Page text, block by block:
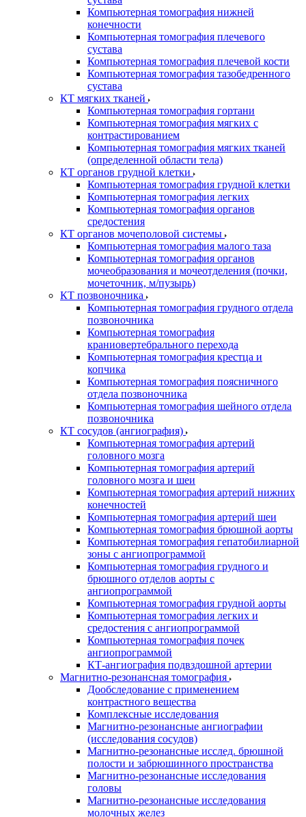
Компьютерная томография нижней
конечности
Компьютерная томография плечевого
сустава
Компьютерная томография плечевой кости
Компьютерная томография тазобедренного
сустава
КТ мягких тканей
Компьютерная томография гортани
Компьютерная томография мягких с
контрастированием
Компьютерная томография мягких тканей
(определенной области тела)
КТ органов грудной клетки
Компьютерная томография грудной клетки
Компьютерная томография легких
Компьютерная томография органов
средостения
КТ органов мочеполовой системы
Компьютерная томография малого таза
Компьютерная томография органов
мочеобразования и мочеотделения (почки,
мочеточник, м/пузырь)
КТ позвоночника
Компьютерная томография грудного отдела
позвоночника
Компьютерная томография
краниовертебрального перехода
Компьютерная томография крестца и
копчика
Компьютерная томография поясничного
отдела позвоночника
Компьютерная томография шейного отдела
позвоночника
КТ сосудов (ангиография)
Компьютерная томография артерий
головного мозга
Компьютерная томография артерий
головного мозга и шеи
Компьютерная томография артерий нижних
конечностей
Компьютерная томография артерий шеи
Компьютерная томография брюшной аорты
Компьютерная томография гепатобилиарной
зоны с ангиопрограммой
Компьютерная томография грудного и
брюшного отделов аорты с
ангиопрограммой
Компьютерная томография грудной аорты
Компьютерная томография легких и
средостения с ангиопрограммой
Компьютерная томография почек
ангиопрограммой
КТ-ангиография подвздошной артерии
Магнитно-резонансная томография
Дообследование с применением
контрастного вещества
Комплексные исследования
Магнитно-резонансные ангиографии
(исследования сосудов)
Магнитно-резонансные исслед. брюшной
полости и забрюшинного пространства
Магнитно-резонансные исследования
головы
Магнитно-резонансные исследования
молочных желез